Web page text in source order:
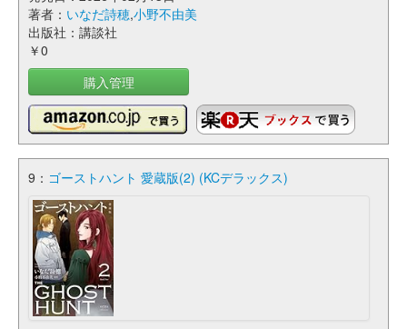
著者： いなだ詩穂,小野不由美
出版社：講談社
￥0
購入管理
9： ゴーストハント 愛蔵版(2) (KCデラックス)